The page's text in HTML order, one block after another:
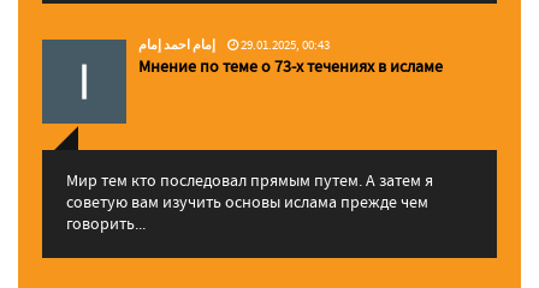
إمام احمد إمام 29.01.2025, 00:43
Мнение по теме о 73-х течениях в исламе
Мир тем кто последовал прямым путем. А затем я
советую вам изучить основы ислама прежде чем
говорить...